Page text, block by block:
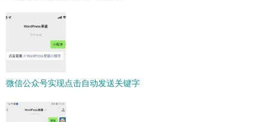
微信公众号实现点击自动发送关键字